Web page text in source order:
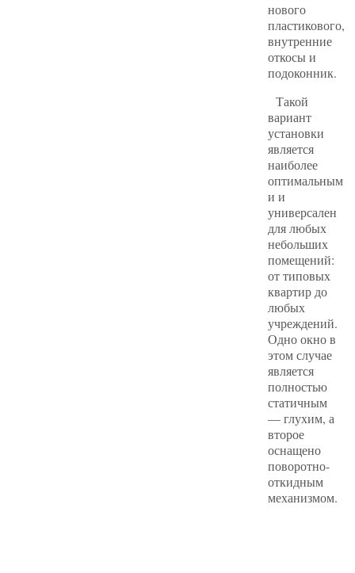
нового
пластикового,
внутренние
откосы и
подоконник.
Такой
вариант
установки
является
наиболее
оптимальным
и и
универсален
для любых
небольших
помещений:
от типовых
квартир до
любых
учреждений.
Одно окно в
этом случае
является
полностью
статичным
— глухим, а
второе
оснащено
поворотно-
откидным
механизмом.